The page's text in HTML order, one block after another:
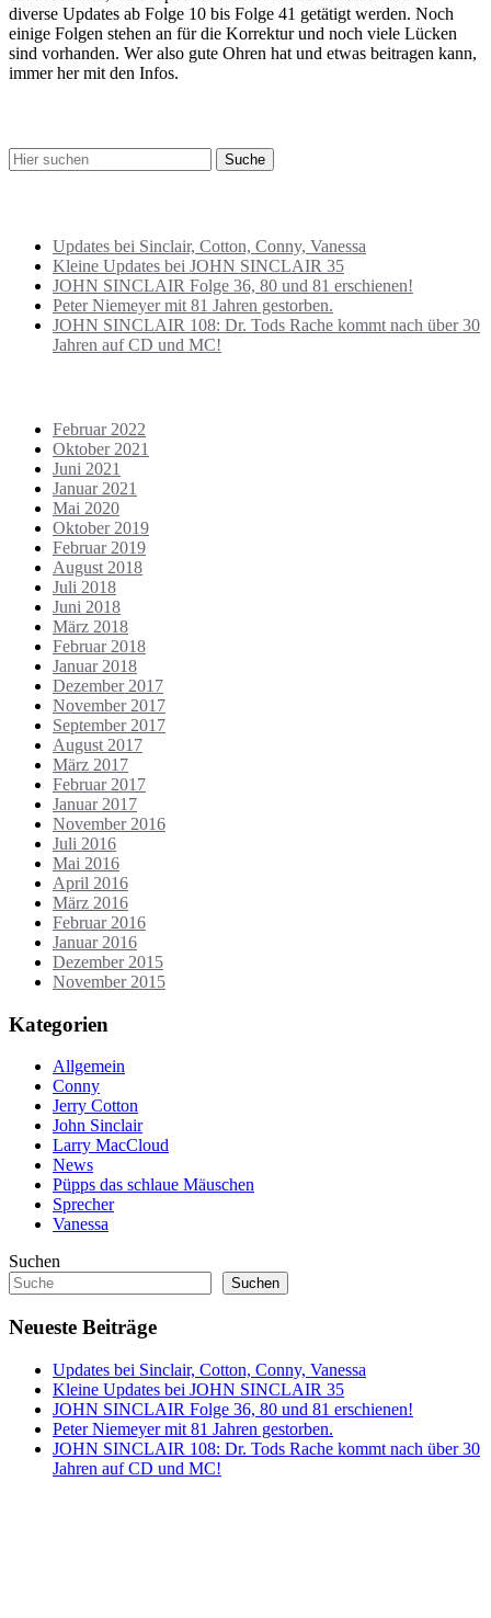
diverse Updates ab Folge 10 bis Folge 41 getätigt werden. Noch
einige Folgen stehen an für die Korrektur und noch viele Lücken
sind vorhanden. Wer also gute Ohren hat und etwas beitragen kann,
immer her mit den Infos.
Updates bei Sinclair, Cotton, Conny, Vanessa
Kleine Updates bei JOHN SINCLAIR 35
JOHN SINCLAIR Folge 36, 80 und 81 erschienen!
Peter Niemeyer mit 81 Jahren gestorben.
JOHN SINCLAIR 108: Dr. Tods Rache kommt nach über 30
Jahren auf CD und MC!
Februar 2022
Oktober 2021
Juni 2021
Januar 2021
Mai 2020
Oktober 2019
Februar 2019
August 2018
Juli 2018
Juni 2018
März 2018
Februar 2018
Januar 2018
Dezember 2017
November 2017
September 2017
August 2017
März 2017
Februar 2017
Januar 2017
November 2016
Juli 2016
Mai 2016
April 2016
März 2016
Februar 2016
Januar 2016
Dezember 2015
November 2015
Kategorien
Allgemein
Conny
Jerry Cotton
John Sinclair
Larry MacCloud
News
Püpps das schlaue Mäuschen
Sprecher
Vanessa
Suchen
Suchen
Neueste Beiträge
Updates bei Sinclair, Cotton, Conny, Vanessa
Kleine Updates bei JOHN SINCLAIR 35
JOHN SINCLAIR Folge 36, 80 und 81 erschienen!
Peter Niemeyer mit 81 Jahren gestorben.
JOHN SINCLAIR 108: Dr. Tods Rache kommt nach über 30
Jahren auf CD und MC!